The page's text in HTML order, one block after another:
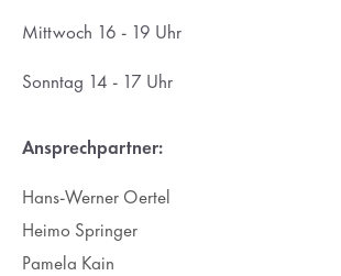
Lorem ipsum dolor sit amet:
24h/ 365days
Mittwoch 16 - 19 Uhr
Sonntag 14 - 17 Uhr
Ansprechpartner:
Hans-Werner Oertel
Heimo Springer
Pamela Kain